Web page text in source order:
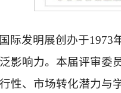
际发明展创办于1973
影响力。本届评审委
性、市场转化潜力与